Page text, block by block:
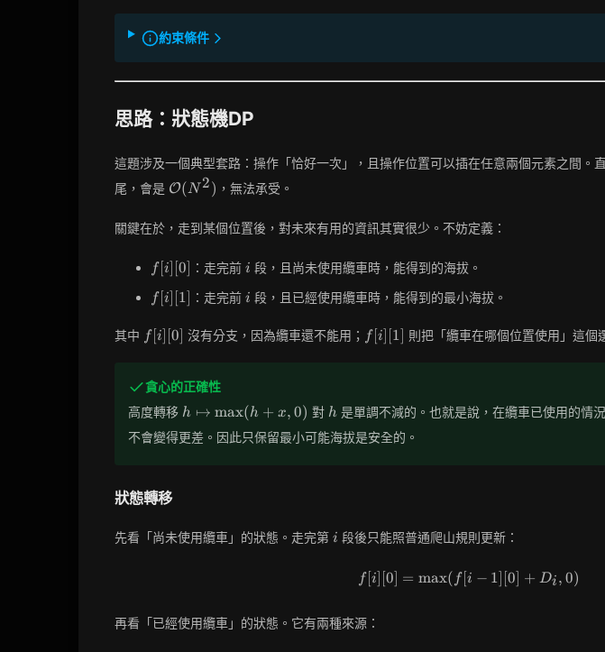
約束條件
思路：狀態機DP
這題涉及一個典型套路：操作「恰好一次」，且操作位置可以插在任意兩個元素之間。
尾，會是 \mathcal{O}
O(N 2) ，無法承受。
關鍵在於，走到某個位置後，對未來有用的資訊其實很少。不妨定義：
f[i]
[0]
f[ i 0 ：走完前 i
i 段，且尚未使用纜車時，能得到的海拔。
f[i]
[1]
f[i] [1] ：走完前 i
i 段，且已經使用纜車時，能得到的最小海拔。
其中 f[i]
[0]
f[i] [0] 沒有分支，因為纜車還不能用； f[i]
[1]
f[i] [1] 則把「纜車在哪個位置使用」這個
貪心的正確性
高度轉移 h
\mapsto
\max(h
h ↦ max(h + x, 0) 對 h
h是單調不減的。也就是說，在纜車已使用的情
不會變得更差。因此只保留最小可能海拔是安全的。
狀態轉移
先看「尚未使用纜車」的狀態。走完第 i
i 段後只能照普通爬山規則更新：
f[i][0] = \max(f[i -
f[ i 0 = max( f[ i − 1 [0 + Di, 0)
再看「已經使用纜車」的狀態。它有兩種來源：